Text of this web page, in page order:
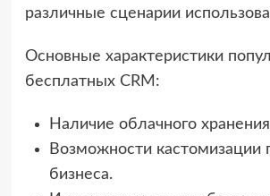
различные сценарии
Основные характеристики
бесплатных CRM:
Наличие облачного
Возможности
бизнеса.